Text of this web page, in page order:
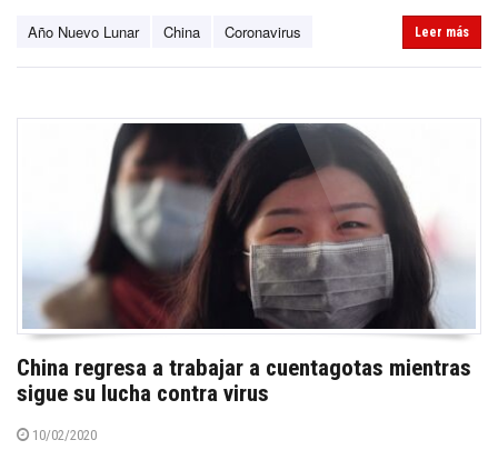
Año Nuevo Lunar China Coronavirus Leer más
China regresa a trabajar a cuentagotas mientras
sigue su lucha contra virus
10/02/2020